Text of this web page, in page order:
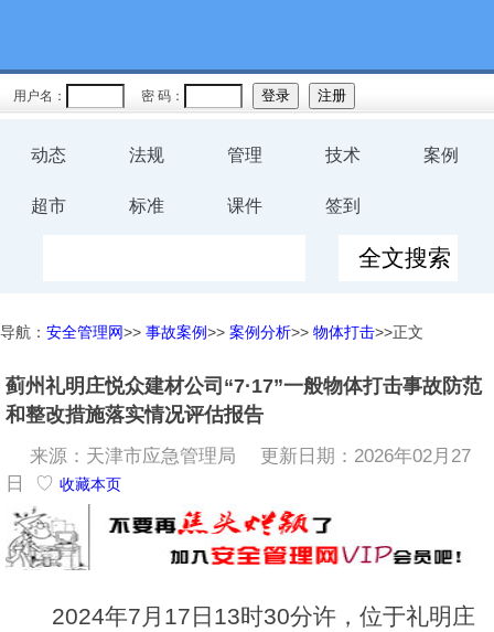
用户名： 密 码：
动态 法规 管理 技术 案例
超市 标准 课件 签到
导航： 安全管理网>> 事故案例>> 案例分析>> 物体打击>>正文
蓟州礼明庄悦众建材公司“7·17”一般物体打击事故防范
和整改措施落实情况评估报告
来源：天津市应急管理局
更新日期：2026年02月27
日 ♡ 收藏本页
2024年7月17日13时30分许，位于礼明庄